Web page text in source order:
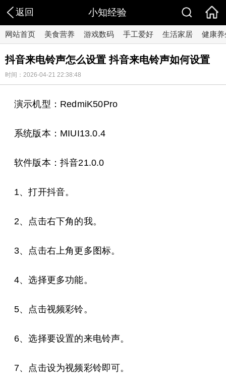
返回 小知经验
网站首页 美食营养 游戏数码 手工爱好 生活家居 健康养
抖音来电铃声怎么设置 抖音来电铃声如何设置
时间：2026-04-21 22:38:48
演示机型：RedmiK50Pro
系统版本：MIUI13.0.4
软件版本：抖音21.0.0
1、打开抖音。
2、点击右下角的我。
3、点击右上角更多图标。
4、选择更多功能。
5、点击视频彩铃。
6、选择要设置的来电铃声。
7、点击设为视频彩铃即可。